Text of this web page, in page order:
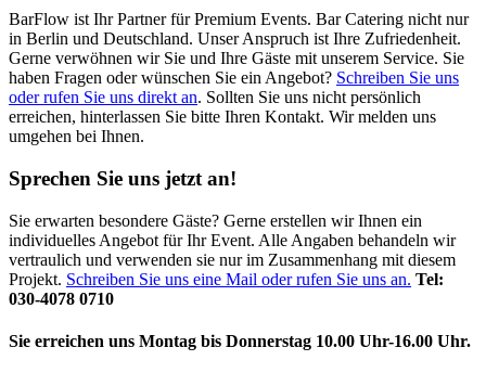
BarFlow ist Ihr Partner für Premium Events. Bar Catering nicht nur
in Berlin und Deutschland. Unser Anspruch ist Ihre Zufriedenheit.
Gerne verwöhnen wir Sie und Ihre Gäste mit unserem Service. Sie
haben Fragen oder wünschen Sie ein Angebot? Schreiben Sie uns
oder rufen Sie uns direkt an. Sollten Sie uns nicht persönlich
erreichen, hinterlassen Sie bitte Ihren Kontakt. Wir melden uns
umgehen bei Ihnen.
Sprechen Sie uns jetzt an!
Sie erwarten besondere Gäste? Gerne erstellen wir Ihnen ein
individuelles Angebot für Ihr Event. Alle Angaben behandeln wir
vertraulich und verwenden sie nur im Zusammenhang mit diesem
Projekt. Schreiben Sie uns eine Mail oder rufen Sie uns an. Tel:
030-4078 0710
Sie erreichen uns Montag bis Donnerstag 10.00 Uhr-16.00 Uhr.